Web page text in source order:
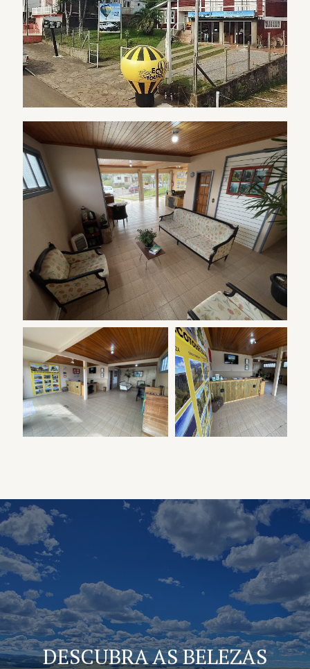
DESCUBRA AS BELEZAS